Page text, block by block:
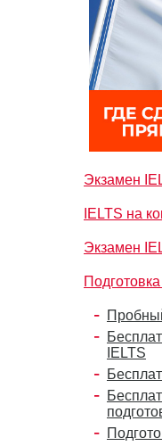
Экзамен
IELTS на
Экзамен
IELTS